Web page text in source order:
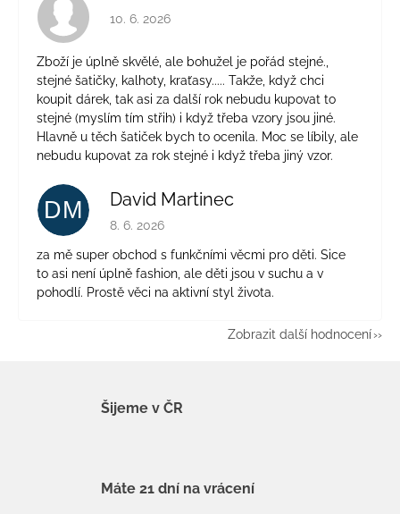
Hodnocení obchodu je 4 z 5 hvězdiček.
10. 6. 2026
Zboží je úplně skvělé, ale bohužel je pořád stejné.,
stejné šatičky, kalhoty, kraťasy..... Takže, když chci
koupit dárek, tak asi za další rok nebudu kupovat to
stejné (myslím tím střih) i když třeba vzory jsou jiné.
Hlavně u těch šatiček bych to ocenila. Moc se líbily, ale
nebudu kupovat za rok stejné i když třeba jiný vzor.
DM David Martinec
Hodnocení obchodu je 5 z 5 hvězdiček.
8. 6. 2026
za mě super obchod s funkčními věcmi pro děti. Sice
to asi není úplně fashion, ale děti jsou v suchu a v
pohodlí. Prostě věci na aktivní styl života.
Zobrazit další hodnocení
Šijeme v ČR
Máte 21 dní na vrácení